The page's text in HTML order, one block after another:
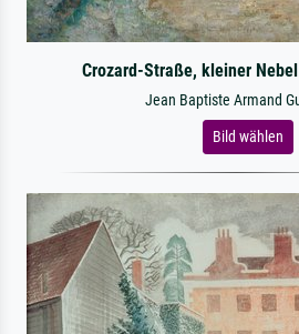
Crozard-Straße, kleiner
Jean Baptiste Armand
Bild wählen